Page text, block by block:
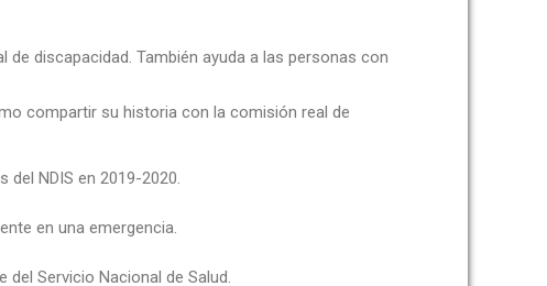
discapacidad. También ayuda a las personas con
compartir su historia con la comisión real de
NDIS en 2019-2020.
en una emergencia.
Servicio Nacional de Salud.